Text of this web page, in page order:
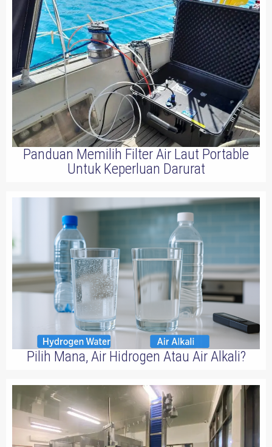
Panduan Memilih Filter Air Laut Portable
Untuk Keperluan Darurat
Pilih Mana, Air Hidrogen Atau Air Alkali?